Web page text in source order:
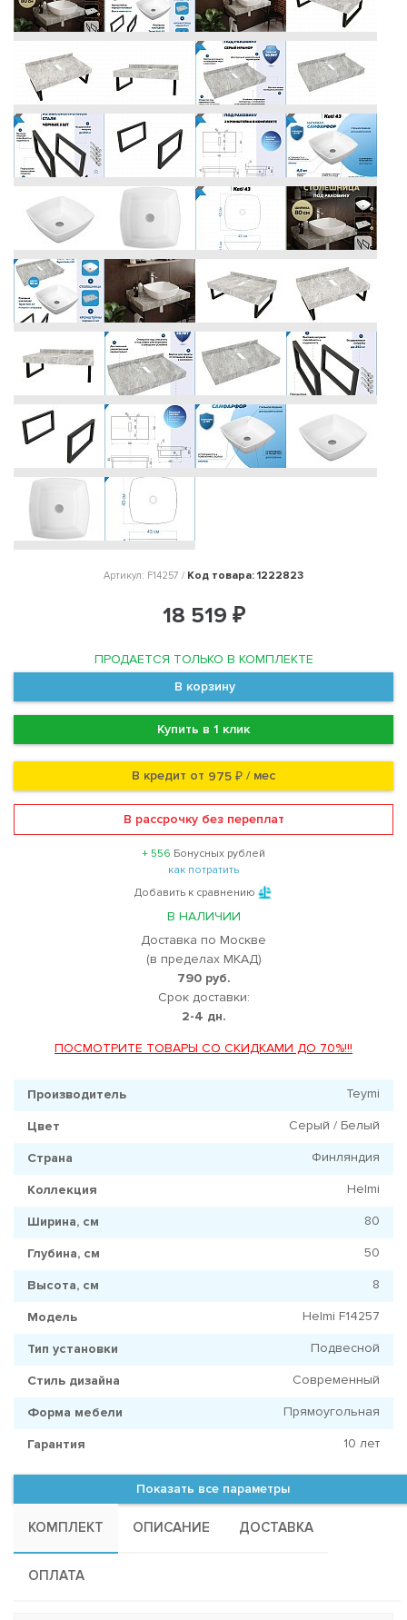
Артикул: F14257 / Код товара: 1222823
18 519 ₽
ПРОДАЕТСЯ ТОЛЬКО В КОМПЛЕКТЕ
В корзину
Купить в 1 клик
В кредит от 975 ₽ / мес
В рассрочку без переплат
+ 556 Бонусных рублей
как потратить
Добавить к сравнению
В НАЛИЧИИ
Доставка по Москве
(в пределах МКАД)
790 руб.
Срок доставки:
2-4 дн.
ПОСМОТРИТЕ ТОВАРЫ СО СКИДКАМИ ДО 70%!!!
Производитель Teymi
Цвет Серый / Белый
Страна Финляндия
Коллекция Helmi
Ширина, см 80
Глубина, см 50
Высота, см 8
Модель Helmi F14257
Тип установки Подвесной
Стиль дизайна Современный
Форма мебели Прямоугольная
Гарантия 10 лет
Показать все параметры
КОМПЛЕКТ ОПИСАНИЕ ДОСТАВКА
ОПЛАТА